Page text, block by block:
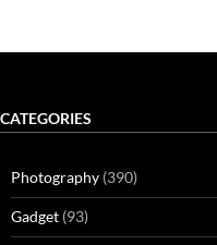
CATEGORIES
Photography (390)
Gadget (93)